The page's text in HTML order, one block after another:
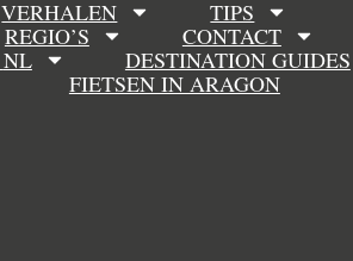
VERHALEN
TIPS
REGIO’S
CONTACT
NL
DESTINATION GUIDES
FIETSEN IN ARAGON